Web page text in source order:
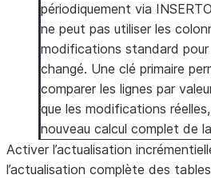
périodiquement via
ne peut pas utiliser les
modifications standard
changé. Une clé primaire
comparer les lignes par
que les modifications
nouveau calcul complet de
Activer l’actualisation
l’actualisation complète des